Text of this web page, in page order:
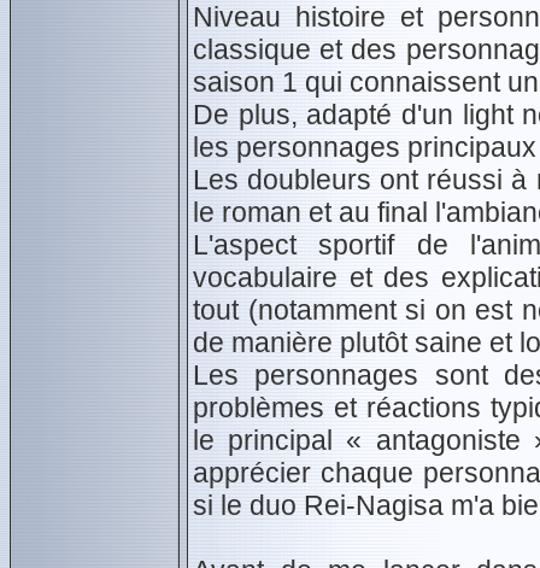
Niveau histoire et
classique et des
saison 1 qui connaissent
De plus, adapté d'un light
les personnages
Les doubleurs ont réussi
le roman et au final
L'aspect sportif de
vocabulaire et des
tout (notamment si on est
de manière plutôt saine et
Les personnages sont
problèmes et réactions
le principal « antagoniste
apprécier chaque
si le duo Rei-Nagisa m'a